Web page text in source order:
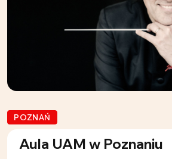
POZNAŃ
Aula UAM w Poznaniu